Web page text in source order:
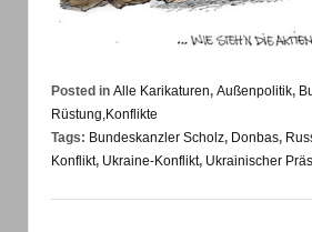
Posted in Alle Karikaturen, Außenpolitik,
Rüstung,Konflikte
Tags: Bundeskanzler Scholz, Donbas,
Konflikt, Ukraine-Konflikt, Ukrainischer